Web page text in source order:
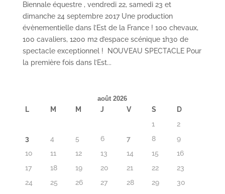
Biennale équestre , vendredi 22, samedi 23 et
dimanche 24 septembre 2017 Une production
évènementielle dans l’Est de la France ! 100 chevaux,
100 cavaliers, 1200 m2 d’espace scénique 1h30 de
spectacle exceptionnel ! NOUVEAU SPECTACLE Pour
la première fois dans l’Est...
août 2026
L M M J V S
D
1
2
3
4 5 6 7 8
9
10
11 12 13 14 15
16
17
18 19 20 21 22
23
24
25 26 27 28 29
30